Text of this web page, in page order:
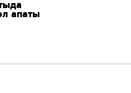
апаты